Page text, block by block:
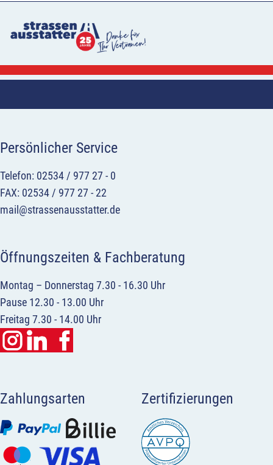
Persönlicher Service
Telefon: 02534 / 977 27 - 0
FAX: 02534 / 977 27 - 22
mail@strassenausstatter.de
Öffnungszeiten & Fachberatung
Montag – Donnerstag 7.30 - 16.30 Uhr
Pause 12.30 - 13.00 Uhr
Freitag 7.30 - 14.00 Uhr
Zahlungsarten Zertifizierungen